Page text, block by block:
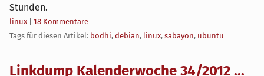
Stunden.
Kategorien:
linux
18 Kommentare
Tags für diesen Artikel: bodhi, debian, linux, sabayon, ubuntu
Linkdump Kalenderwoche 34/2012 ...